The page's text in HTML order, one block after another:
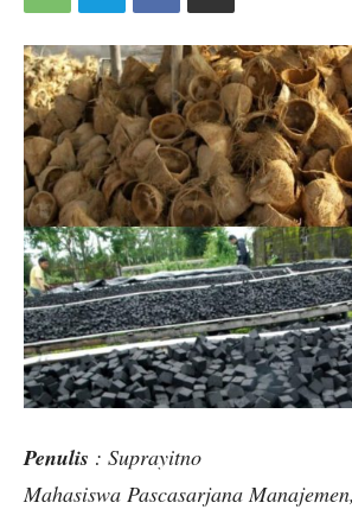
Penulis : Suprayitno
Mahasiswa Pascasarjana